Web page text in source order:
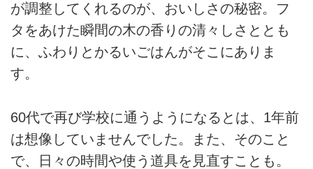
が調整してくれるのが、おいしさの秘密。フ
タをあけた瞬間の木の香りの清々しさととも
に、ふわりとかるいごはんがそこにありま
す。
60代で再び学校に通うようになるとは、1年前
は想像していませんでした。また、そのこと
で、日々の時間や使う道具を見直すことも。